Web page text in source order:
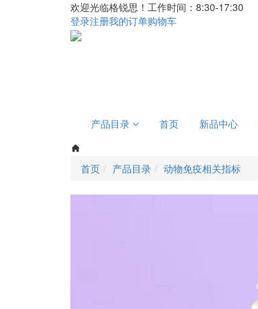
欢迎光临格锐思！工作时间：8:30-17:30
登录注册我的订单购物车
产品目录
首页 新品中心
首页 产品目录 动物免疫相关指标